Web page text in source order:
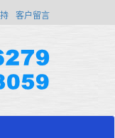
客户留言